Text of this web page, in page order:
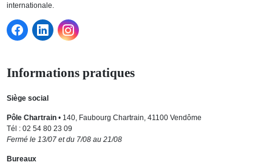
internationale.
Informations pratiques
Siège social
Pôle Chartrain• 140, Faubourg Chartrain, 41100 Vendôme
Tél : 02 54 80 23 09
Fermé le 13/07 et du 7/08 au 21/08
Bureaux